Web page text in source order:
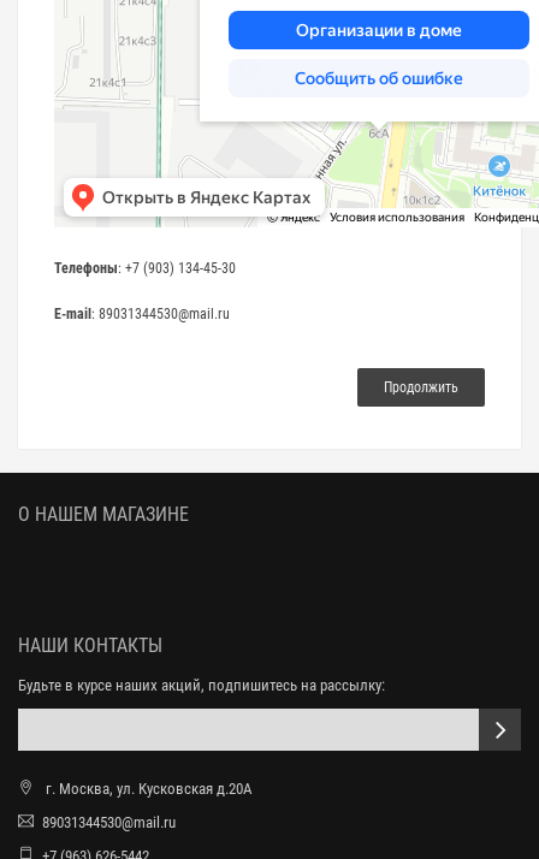
Телефоны: +7 (903) 134-45-30
E-mail : 89031344530@mail.ru
Продолжить
О НАШЕМ МАГАЗИНЕ
НАШИ КОНТАКТЫ
Будьте в курсе наших акций, подпишитесь на рассылку:
г. Москва, ул. Кусковская д.20А
89031344530@mail.ru